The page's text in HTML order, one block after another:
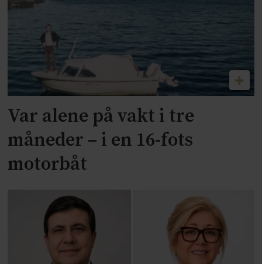
Var alene på vakt i tre
måneder – i en 16-fots
motorbåt